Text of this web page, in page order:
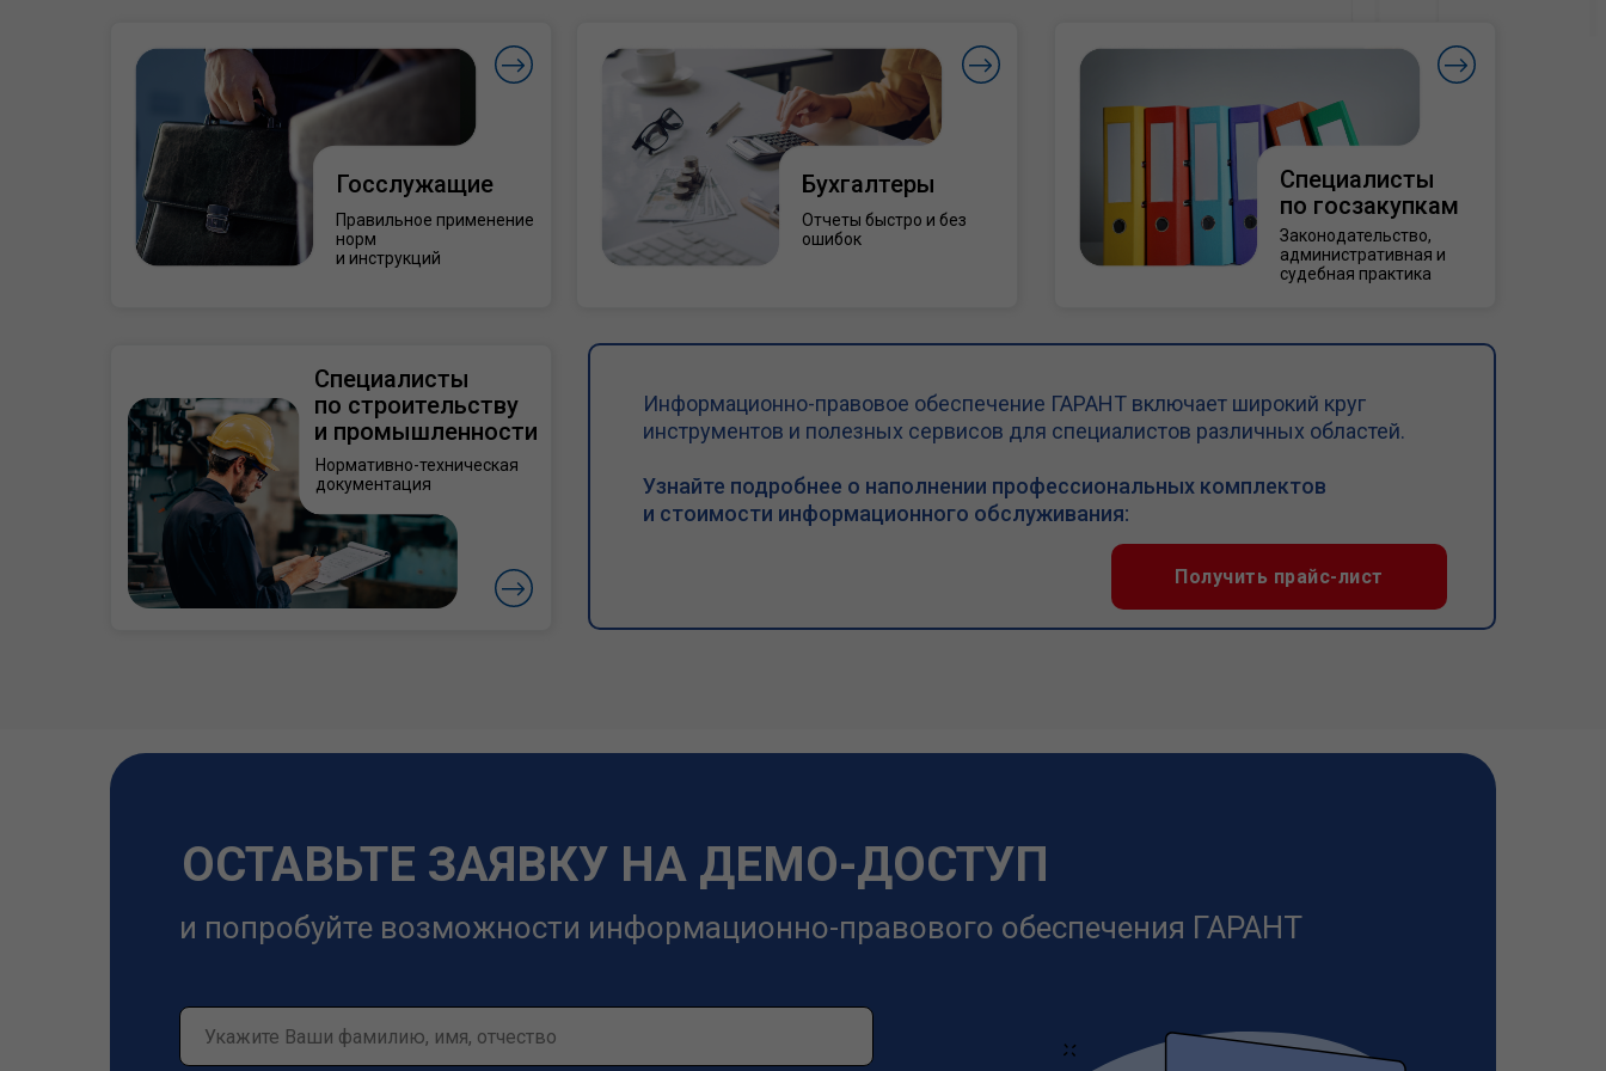
Госслужащие
Правильное применение
норм
и инструкций
Бухгалтеры
Отчеты быстро и без
ошибок
Специалисты
по госзакупкам
Законодательство,
административная и
судебная практика
Получить прайс-лист
Специалисты
по строительству
и промышленности
Нормативно-техническая
документация
Информационно-правовое обеспечение ГАРАНТ включает широкий круг
инструментов и полезных сервисов для специалистов различных областей.
Узнайте подробнее о наполнении профессиональных комплектов
и стоимости информационного обслуживания:
и попробуйте возможности информационно-правового обеспечения ГАРАНТ
ОСТАВЬТЕ ЗАЯВКУ НА ДЕМО-ДОСТУП